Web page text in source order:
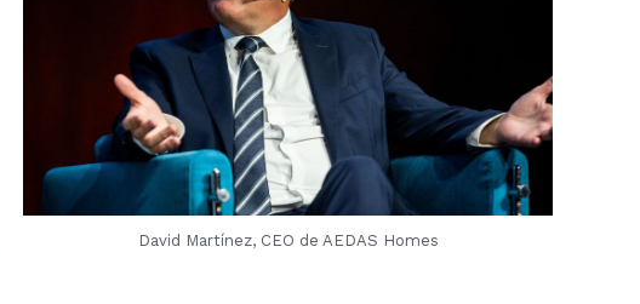
David Martínez, CEO de AEDAS Homes